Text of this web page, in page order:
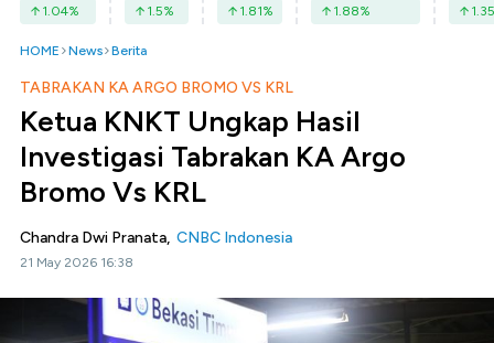
1.04% 1.5% 1.81% 1.88% 1.35
HOME News Berita
TABRAKAN KA ARGO BROMO VS KRL
Ketua KNKT Ungkap Hasil
Investigasi Tabrakan KA Argo
Bromo Vs KRL
Chandra Dwi Pranata, CNBC Indonesia
21 May 2026 16:38